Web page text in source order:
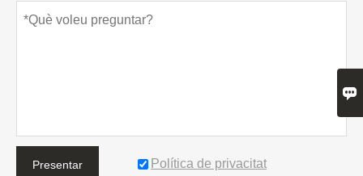
Presentar Política de privacitat
